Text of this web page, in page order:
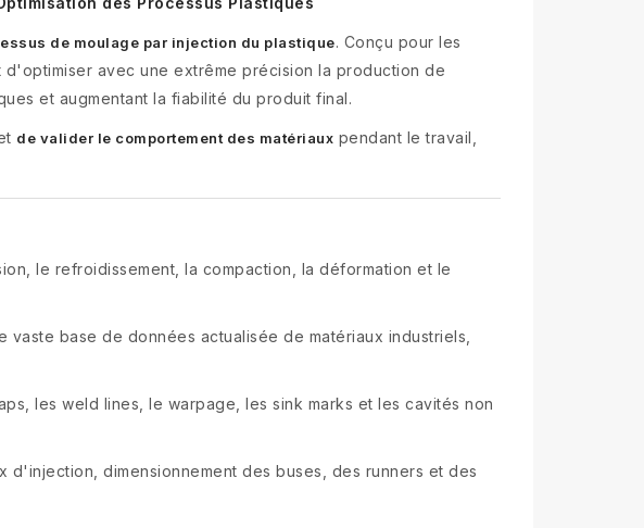
de moulage par injection du plastique. Conçu pour les
avec une extrême précision la production de
et augmentant la fiabilité du produit final.
de valider le comportement des matériaux pendant le travail,
le refroidissement, la compaction, la déformation et le
vaste base de données actualisée de matériaux industriels,
les weld lines, le warpage, les sink marks et les cavités non
d'injection, dimensionnement des buses, des runners et des